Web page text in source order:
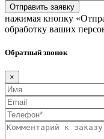
Отправить заявку
нажимая кнопку
обработку ваших
Обратный звонок
×